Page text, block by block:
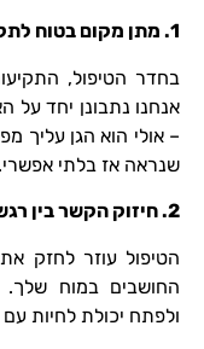
1. מתן מקום בטוח
בחדר הטיפול,
אנחנו נתבונן יחד
– אולי הוא הגן עליך
שנראה אז בלתי אפשרי.
2. חיזוק הקשר בין
הטיפול עוזר לחזק
החושבים במוח שלך.
ולפתח יכולת לחיות